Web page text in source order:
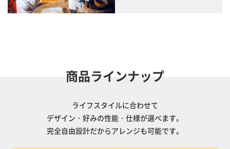
商品ラインナップ
ライフスタイルに合わせて
デザイン・好みの性能・仕様が選べます。
完全自由設計だからアレンジも可能です。